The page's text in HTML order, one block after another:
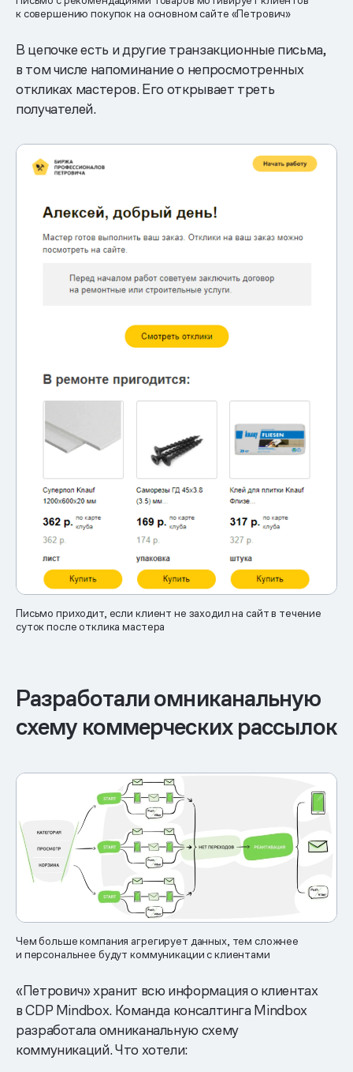
к совершению покупок на основном сайте «Петрович»
В цепочке есть и другие транзакционные письма,
в том числе напоминание о непросмотренных
откликах мастеров. Его открывает треть
получателей.
Письмо приходит, если клиент не заходил на сайт в течение
суток после отклика мастера
Разработали омниканальную
схему коммерческих рассылок
Чем больше компания агрегирует данных, тем сложнее
и персональнее будут коммуникации с клиентами
«Петрович» хранит всю информация о клиентах
в CDP Mindbox. Команда консалтинга Mindbox
разработала омниканальную схему
коммуникаций. Что хотели: